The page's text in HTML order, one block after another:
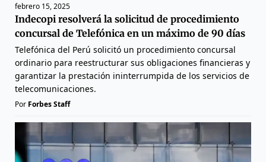
febrero 15, 2025
Indecopi resolverá la solicitud de procedimiento
concursal de Telefónica en un máximo de 90 días
Telefónica del Perú solicitó un procedimiento concursal
ordinario para reestructurar sus obligaciones financieras y
garantizar la prestación ininterrumpida de los servicios de
telecomunicaciones.
Por Forbes Staff